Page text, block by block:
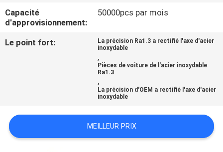
LA
QUALITÉ
DEMANDEZ
Capacité
d'approvisionnement:
50000pcs par mois
Le point fort:
La précision Ra1.3 a rectifié l'axe d'acier
inoxydable
,
Pièces de voiture de l'acier inoxydable
Ra1.3
,
La précision d'OEM a rectifié l'axe d'acier
inoxydable
MEILLEUR PRIX